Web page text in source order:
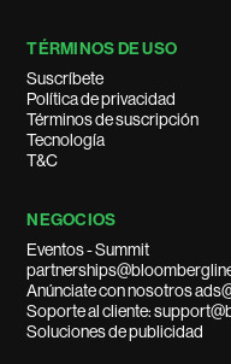
TÉRMINOS DE USO
Suscríbete
Política de privacidad
Términos de suscripción
Tecnología
T&C
NEGOCIOS
Eventos - Summit
Anúnciate con nosotros
Soporte al cliente:
Soluciones de publicidad